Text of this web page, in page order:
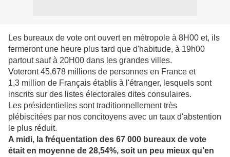
Les bureaux de vote ont ouvert en métropole à 8H00 et, ils
fermeront une heure plus tard que d'habitude, à 19h00
partout sauf à 20H00 dans les grandes villes.
Voteront 45,678 millions de personnes en France et
1,3 million de Français établis à l'étranger, lesquels sont
inscrits sur des listes électorales dites consulaires.
Les présidentielles sont traditionnellement très
plébiscitées par nos concitoyens avec un taux d'abstention
le plus réduit.
A midi, la fréquentation des 67 000 bureaux de vote
était en moyenne de 28,54%, soit un peu mieux qu'en